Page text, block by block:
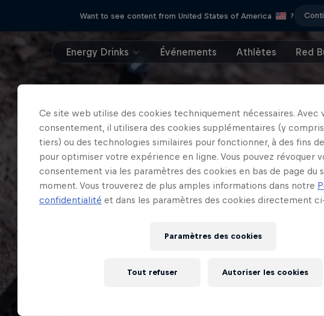
Want to see content from United States of America ?
Energy Drinks Événements Athlètes Red
Ce site web utilise des cookies techniquement nécessaires. Avec
consentement, il utilisera des cookies supplémentaires (y
tiers) ou des technologies similaires pour fonctionner, à des fins
pour optimiser votre expérience en ligne. Vous pouvez révoquer
consentement via les paramètres des cookies en bas de page du
moment. Vous trouverez de plus amples informations dans notre
confidentialité et dans les paramètres des cookies directement
Paramètres des cookies
Tout refuser Autoriser les cookies